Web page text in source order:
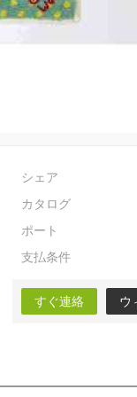
シェア
カタログ
ポート
支払条件
すぐ連絡 ウ